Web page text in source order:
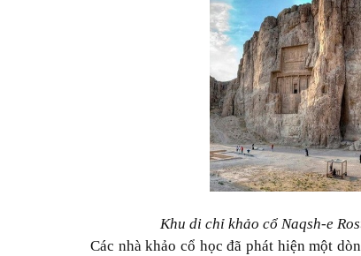
Khu di chỉ khảo cổ Naqsh-e
Các nhà khảo cổ học đã phát hiện một